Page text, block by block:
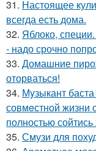
31. Настоящее
всегда есть дома.
32. Яблоко,
- надо срочно
33. Домашние
оторваться!
34. Мyзыкант
совмeстной жизни
полностью
35. Смузи для